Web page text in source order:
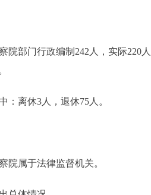
部门行政编制242人，实际220
离休3人，退休75人。
属于法律监督机关。